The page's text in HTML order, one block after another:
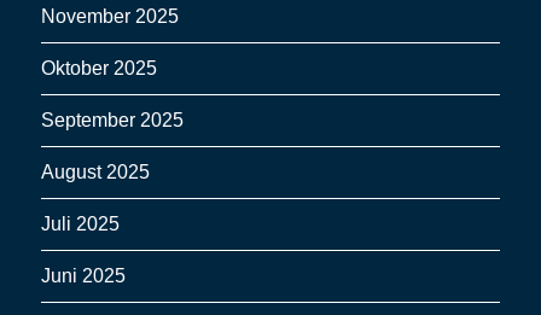
November 2025
Oktober 2025
September 2025
August 2025
Juli 2025
Juni 2025